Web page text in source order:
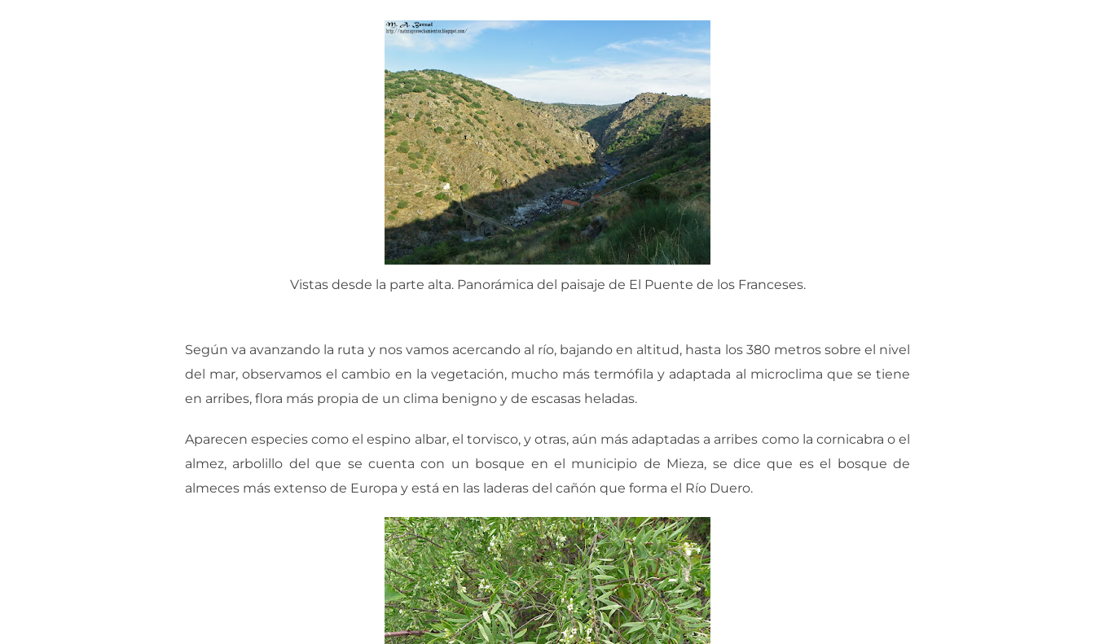
Vistas desde la parte alta. Panorámica del paisaje de El Puente de los Franceses.
Según va avanzando la ruta y nos vamos acercando al río, bajando en altitud, hasta los 380 metros sobre el nivel
del mar, observamos el cambio en la vegetación, mucho más termófila y adaptada al microclima que se tiene
en arribes, flora más propia de un clima benigno y de escasas heladas.
Aparecen especies como el espino albar, el torvisco, y otras, aún más adaptadas a arribes como la cornicabra o el
almez, arbolillo del que se cuenta con un bosque en el municipio de Mieza, se dice que es el bosque de
almeces más extenso de Europa y está en las laderas del cañón que forma el Río Duero.